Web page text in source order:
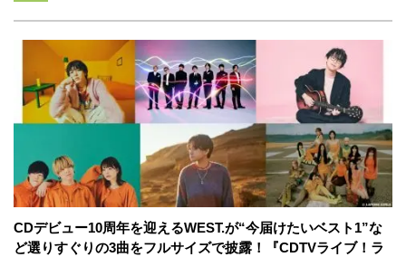
CDデビュー10周年を迎えるWEST.が“今届けたいベスト1”な
ど選りすぐりの3曲をフルサイズで披露！『CDTVライブ！ラ